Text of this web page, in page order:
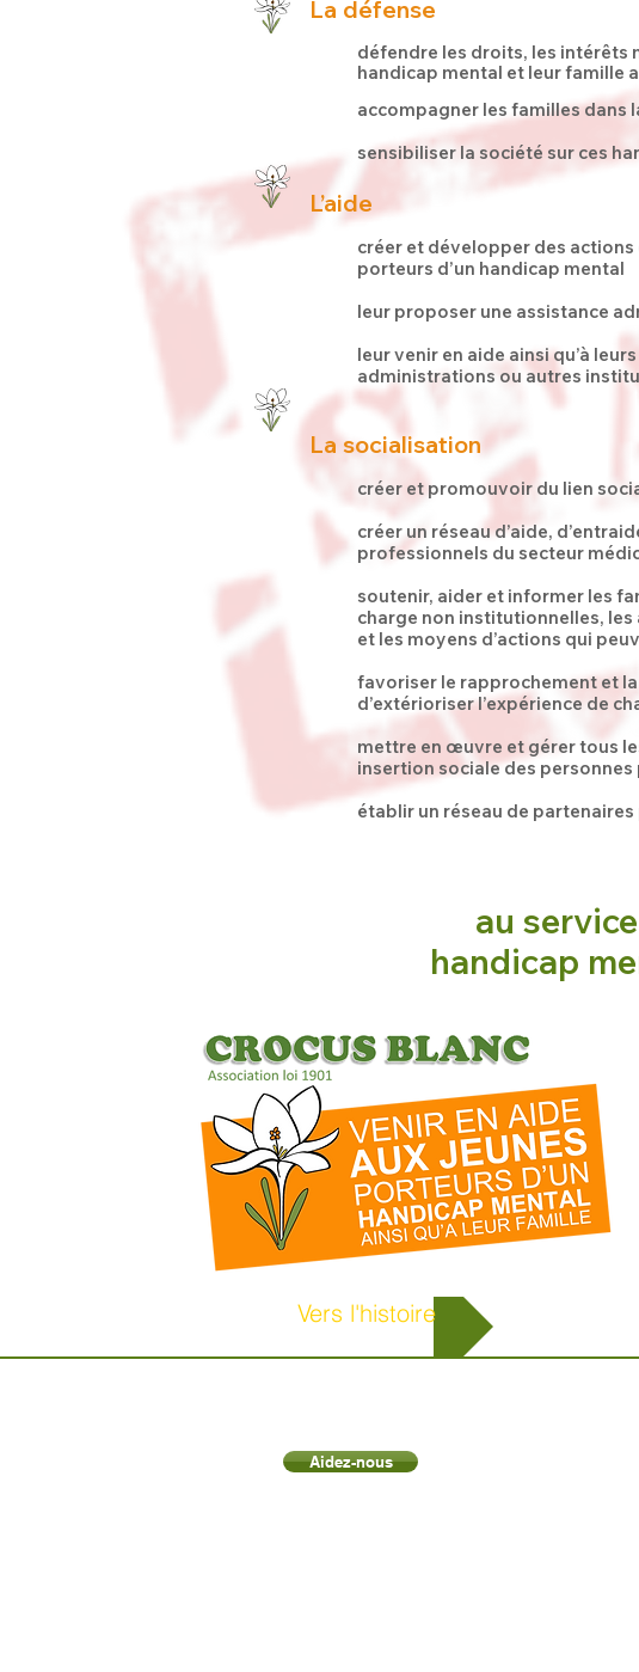
La défense
défendre les droits, les intérêts
handicap mental et leur famille
accompagner les familles dans
sensibiliser la société sur ces
L’aide
créer et développer des
porteurs d’un handicap mental
leur proposer une assistance
leur venir en aide ainsi qu’à
administrations ou autres
La socialisation
créer et promouvoir du lien
créer un réseau d’aide,
professionnels du secteur
soutenir, aider et informer les
charge non institutionnelles,
et les moyens d’actions qui
favoriser le rapprochement et
d’extérioriser l’expérience de
mettre en œuvre et gérer tous
insertion sociale des
établir un réseau de
au
handicap
Vers l'histoire
Aidez-nous